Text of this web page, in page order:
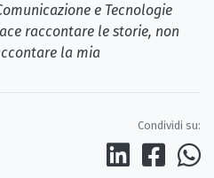
e Tecnologie
raccontare le storie, non
la mia
Condividi su: